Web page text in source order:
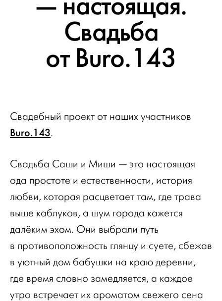
Свадьба
от Buro.143
Свадебный проект от наших участников
Buro.143.
Свадьба Саши и Миши — это настоящая
ода простоте и естественности, история
любви, которая расцветает там, где трава
выше каблуков, а шум города кажется
далёким эхом. Они выбрали путь
в противоположность глянцу и суете, сбежав
в уютный дом бабушки на краю деревни,
где время словно замедляется, а каждое
утро встречает их ароматом свежего сена